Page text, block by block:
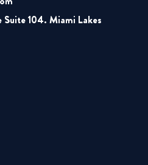
Suite 104. Miami Lakes